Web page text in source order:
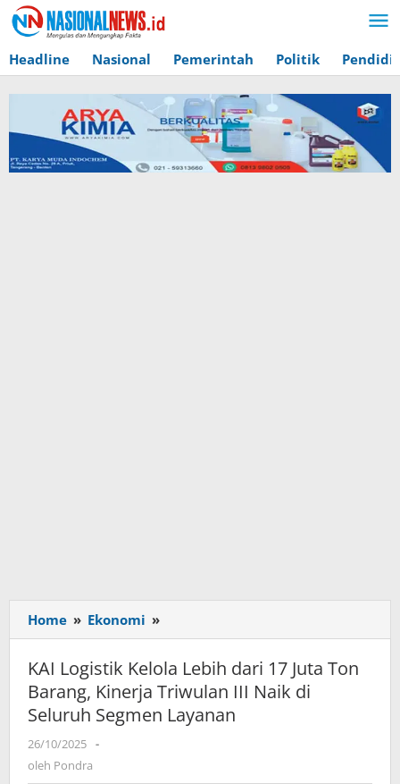
Lewati
ke
konten
Headline Nasional Pemerintah Politik
Home » Ekonomi »
Logistik
Kelola
Lebih
dari
17
KAI Logistik Kelola Lebih dari 17 Juta Ton
Barang, Kinerja Triwulan III Naik di
Seluruh Segmen Layanan
26/10/2025 oleh
-
oleh Pondra